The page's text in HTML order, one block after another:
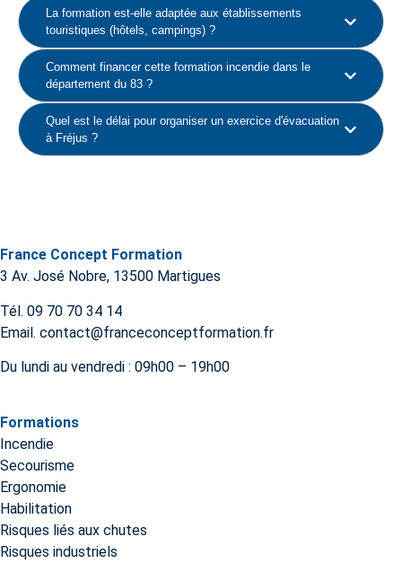
La formation est-elle adaptée aux établissements
touristiques (hôtels, campings) ?
Comment financer cette formation incendie dans le
département du 83 ?
Quel est le délai pour organiser un exercice d'évacuation
à Fréjus ?
France Concept Formation
3 Av. José Nobre, 13500 Martigues
Tél. 09 70 70 34 14
Email. contact@franceconceptformation.fr
Du lundi au vendredi : 09h00 – 19h00
Formations
Incendie
Secourisme
Ergonomie
Habilitation
Risques liés aux chutes
Risques industriels